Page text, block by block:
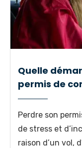
Quelle
permis de
Perdre son
de stress et
raison d’un vol,